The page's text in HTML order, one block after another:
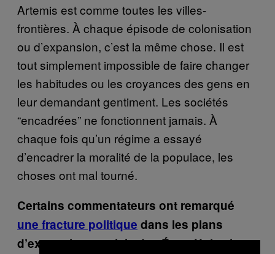
Artemis est comme toutes les villes-
frontières. À chaque épisode de colonisation
ou d’expansion, c’est la même chose. Il est
tout simplement impossible de faire changer
les habitudes ou les croyances des gens en
leur demandant gentiment. Les sociétés
“encadrées” ne fonctionnent jamais. À
chaque fois qu’un régime a essayé
d’encadrer la moralité de la populace, les
choses ont mal tourné.
Certains commentateurs ont remarqué
une fracture politique dans les plans
d’expansion spatiale des États-Unis : les